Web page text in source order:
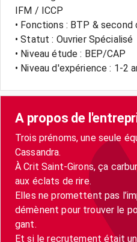
IFM / ICCP
• Fonctions : BTP & second
• Statut : Ouvrier Spécialisé
• Niveau étude : BEP/CAP
• Niveau d'expérience : 1-2
A propos de
Trois prénoms, une seule
Cassandra.
À Crit Saint-Girons, ça
aux éclats de rire.
Elles ne promettent pas
démènent pour trouver le
gant.
Et si le recrutement était